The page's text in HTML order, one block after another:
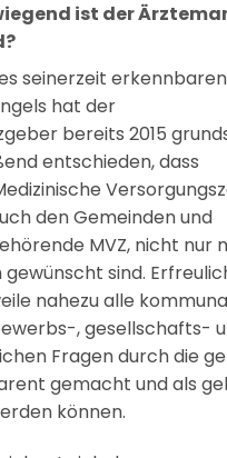
ist der
seinerzeit erkennbaren
hat der
bereits 2015
entschieden, dass
den Gemeinden und
MVZ, nicht nur
sind.
nahezu alle
, gesellschafts-
Fragen durch die
gemacht und als
können.